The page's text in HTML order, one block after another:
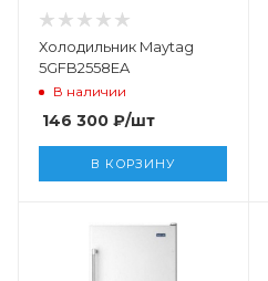
Холодильник Maytag
5GFB2558EA
В наличии
146 300 ₽/шт
В КОРЗИНУ